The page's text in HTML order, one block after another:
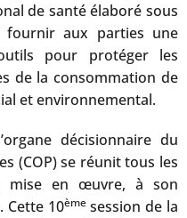
de santé élaboré sous
fournir aux parties une
pour protéger les
de la consommation de
et environnemental.
décisionnaire du
(COP) se réunit tous les
mise en œuvre, à son
Cette 10èmesession de la